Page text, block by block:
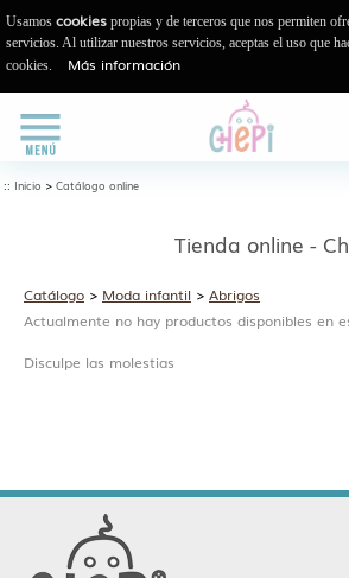
:: Inicio > Catálogo online
Tienda online -
Catálogo > Moda infantil > Abrigos
Actualmente no hay productos disponibles en
Disculpe las molestias
Usamos cookies propias y de terceros que nos permiten
servicios. Al utilizar nuestros servicios, aceptas el uso que
cookies.
Más información